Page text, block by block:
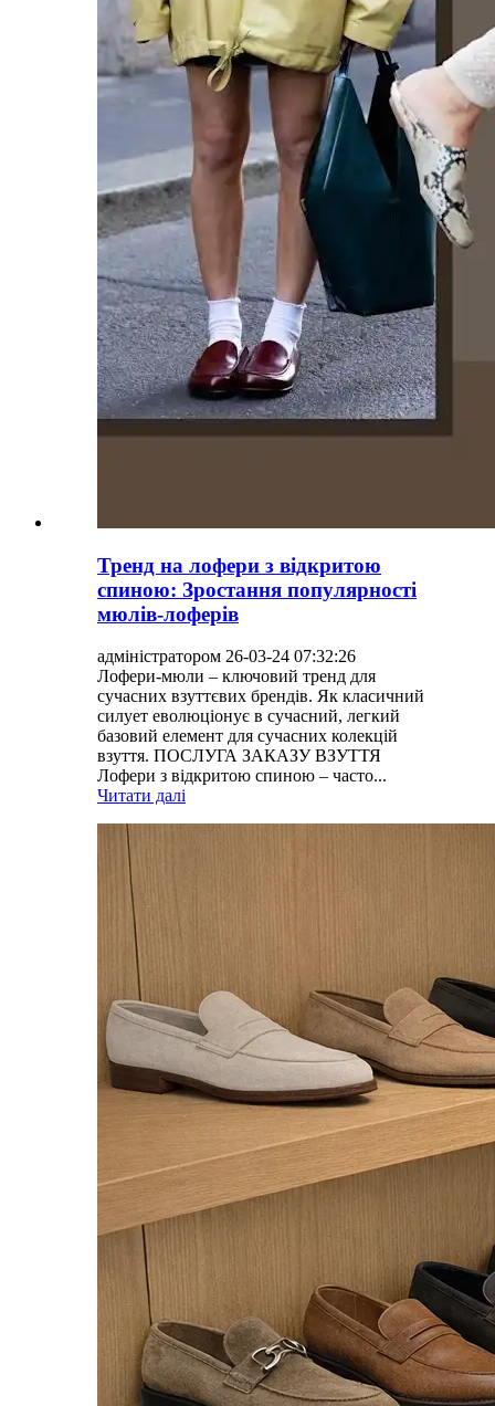
Тренд на лофери з відкритою
спиною: Зростання популярності
мюлів-лоферів
адміністратором 26-03-24 07:32:26
Лофери-мюли – ключовий тренд для
сучасних взуттєвих брендів. Як класичний
силует еволюціонує в сучасний, легкий
базовий елемент для сучасних колекцій
взуття. ПОСЛУГА ЗАКАЗУ ВЗУТТЯ
Лофери з відкритою спиною – часто...
Читати далі